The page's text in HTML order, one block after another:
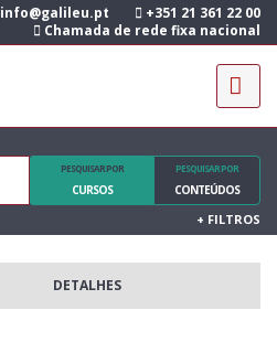
info@galileu.pt
+351 21 361 22 00
Chamada de rede fixa nacional
PESQUISAR POR
CURSOS
PESQUISAR POR
CONTEÚDOS
+ FILTROS
DETALHES